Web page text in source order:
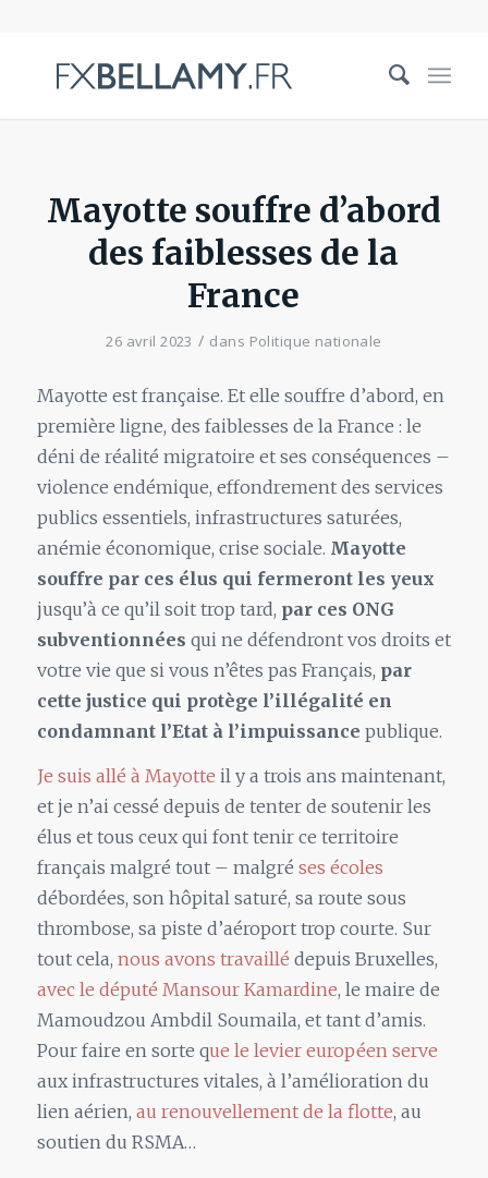
Mayotte souffre d’abord
des faiblesses de la
France
26 avril 2023 / dans Politique nationale
Mayotte est française. Et elle souffre d’abord, en
première ligne, des faiblesses de la France : le
déni de réalité migratoire et ses conséquences –
violence endémique, effondrement des services
publics essentiels, infrastructures saturées,
anémie économique, crise sociale. Mayotte
souffre par ces élus qui fermeront les yeux
jusqu’à ce qu’il soit trop tard, par ces ONG
subventionnées qui ne défendront vos droits et
votre vie que si vous n’êtes pas Français, par
cette justice qui protège l’illégalité en
condamnant l’Etat à l’impuissance publique.
Je suis allé à Mayotte il y a trois ans maintenant,
et je n’ai cessé depuis de tenter de soutenir les
élus et tous ceux qui font tenir ce territoire
français malgré tout – malgré ses écoles
débordées, son hôpital saturé, sa route sous
thrombose, sa piste d’aéroport trop courte. Sur
tout cela, nous avons travaillé depuis Bruxelles,
avec le député Mansour Kamardine, le maire de
Mamoudzou Ambdil Soumaila, et tant d’amis.
Pour faire en sorte que le levier européen serve
aux infrastructures vitales, à l’amélioration du
lien aérien, au renouvellement de la flotte, au
soutien du RSMA…